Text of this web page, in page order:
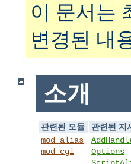
이 문서는
변경된 내
소개
관련된 모듈
관련된 지
mod_alias
mod_cgi
Options